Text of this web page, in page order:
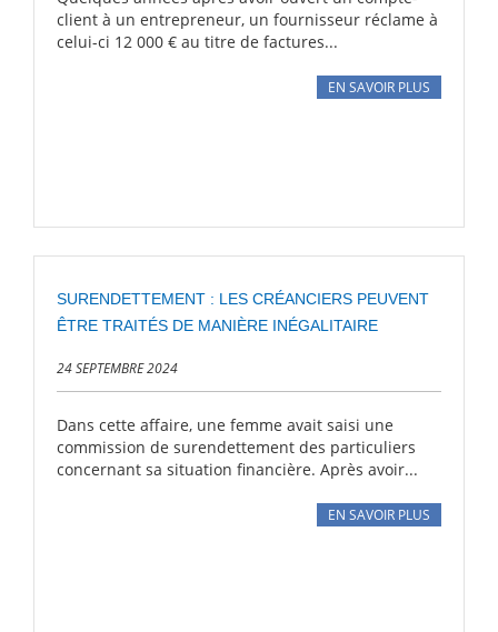
client à un entrepreneur, un fournisseur réclame à
celui-ci 12 000 € au titre de factures...
EN SAVOIR PLUS
SURENDETTEMENT : LES CRÉANCIERS PEUVENT
ÊTRE TRAITÉS DE MANIÈRE INÉGALITAIRE
24 SEPTEMBRE 2024
Dans cette affaire, une femme avait saisi une
commission de surendettement des particuliers
concernant sa situation financière. Après avoir...
EN SAVOIR PLUS